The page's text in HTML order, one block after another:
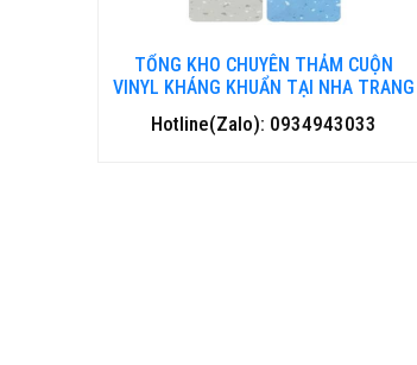
TỔNG KHO CHUYÊN THẢM CUỘN
VINYL KHÁNG KHUẨN TẠI NHA TRANG
Hotline(Zalo): 0934943033